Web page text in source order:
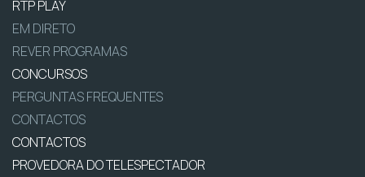
RTP PLAY
EM DIRETO
REVER PROGRAMAS
CONCURSOS
PERGUNTAS FREQUENTES
CONTACTOS
CONTACTOS
PROVEDORA DO TELESPECTADOR